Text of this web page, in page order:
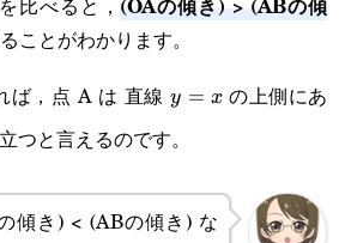
ことがわかります。
ば，点 A は 直線y=x
y = xの上側にあ
つと言えるのです。
傾き) < (ABの傾き) な